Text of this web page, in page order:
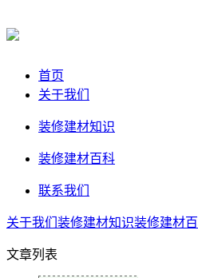
首页
关于我们
装修建材知识
装修建材百科
联系我们
关于我们 装修建材知识装修建材
文章列表